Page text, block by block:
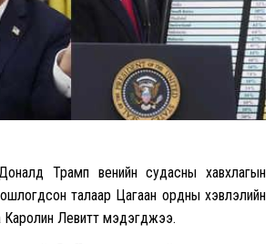
Доналд Трамп венийн судасны хавхлагын
талаар Цагаан ордны хэвлэлийн
Каролин Левитт мэдэгджээ.